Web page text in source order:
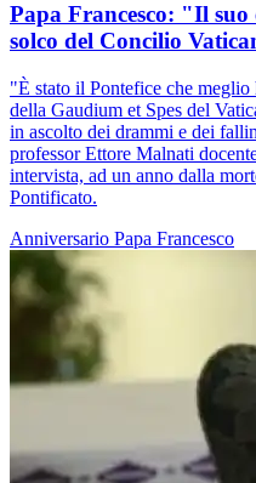
Papa Francesco: "Il
solco del Concilio
"È stato il Pontefice che
della Gaudium et Spes del
in ascolto dei drammi e dei
professor Ettore Malnati
intervista, ad un anno dalla
Pontificato.
Anniversario Papa Francesco